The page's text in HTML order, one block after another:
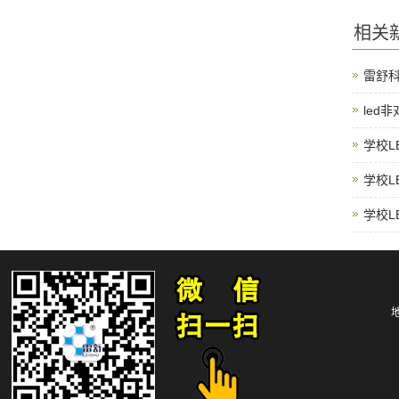
相关
雷舒
led非
学校
学校
学校